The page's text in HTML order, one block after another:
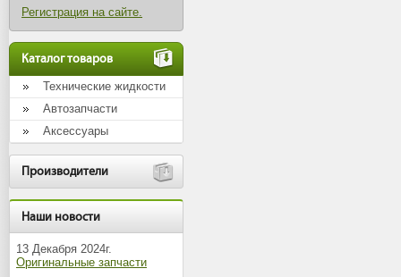
Регистрация на сайте.
Каталог товаров
Технические жидкости
Автозапчасти
Аксессуары
Производители
Наши новости
13 Декабря 2024г.
Оригинальные запчасти